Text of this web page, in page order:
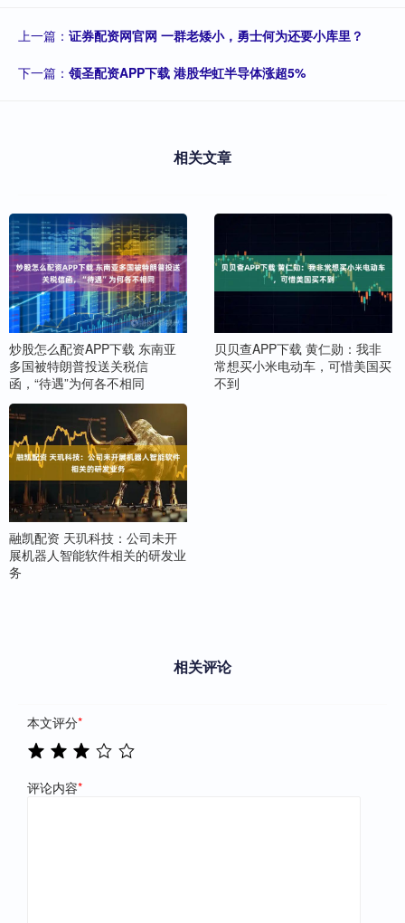
上一篇： 证券配资网官网 一群老矮小，勇士何为还要小库里？
下一篇： 领圣配资APP下载 港股华虹半导体涨超5%
相关文章
炒股怎么配资APP下载 东南亚
多国被特朗普投送关税信
函，“待遇”为何各不相同
贝贝查APP下载 黄仁勋：我非
常想买小米电动车，可惜美国买
不到
融凯配资 天玑科技：公司未开
展机器人智能软件相关的研发业
务
相关评论
本文评分*
评论内容*